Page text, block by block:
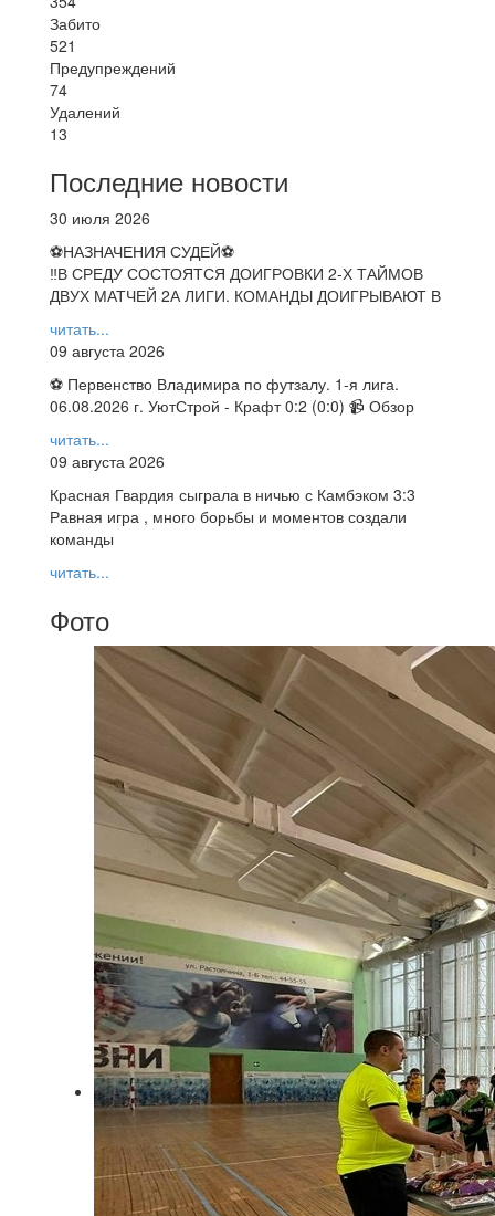
Забито
521
Предупреждений
74
Удалений
13
Последние новости
30 июля 2026
⚽НАЗНАЧЕНИЯ СУДЕЙ⚽
‼В СРЕДУ СОСТОЯТСЯ ДОИГРОВКИ 2-Х ТАЙМОВ
ДВУХ МАТЧЕЙ 2А ЛИГИ. КОМАНДЫ ДОИГРЫВАЮТ В
читать...
09 августа 2026
⚽ Первенство Владимира по футзалу. 1-я лига.
06.08.2026 г. УютСтрой - Крафт 0:2 (0:0) 📹 Обзор
читать...
09 августа 2026
Красная Гвардия сыграла в ничью с Камбэком 3:3
Равная игра , много борьбы и моментов создали
команды
читать...
Фото